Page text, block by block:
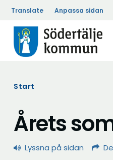
Translate Anpassa sidan
Start
Årets
Lyssna på sidan